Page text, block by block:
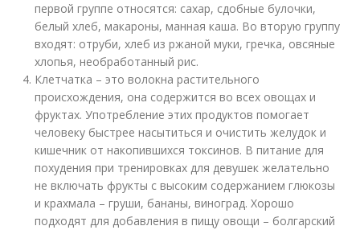
первой группе относятся: сахар, сдобные булочки,
белый хлеб, макароны, манная каша. Во вторую группу
входят: отруби, хлеб из ржаной муки, гречка, овсяные
хлопья, необработанный рис.
Клетчатка – это волокна растительного
происхождения, она содержится во всех овощах и
фруктах. Употребление этих продуктов помогает
человеку быстрее насытиться и очистить желудок и
кишечник от накопившихся токсинов. В питание для
похудения при тренировках для девушек желательно
не включать фрукты с высоким содержанием глюкозы
и крахмала – груши, бананы, виноград. Хорошо
подходят для добавления в пищу овощи – болгарский